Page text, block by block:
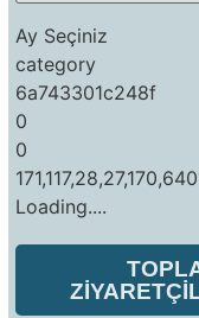
Ay Seçiniz
category
6a743301c248f
0
0
Loading....